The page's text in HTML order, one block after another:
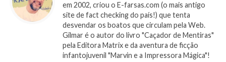
em 2002, criou o E-farsas.com (o mais antigo
site de fact checking do país!) que tenta
desvendar os boatos que circulam pela Web.
Gilmar é o autor do livro "Caçador de Mentiras"
pela Editora Matrix e da aventura de ficção
infantojuvenil "Marvin e a Impressora Mágica"!